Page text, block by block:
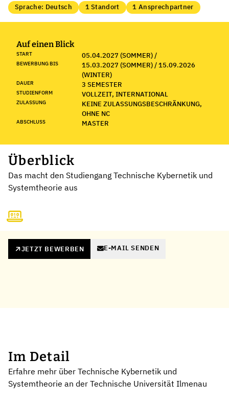
Sprache: Deutsch 1 Standort 1 Ansprechpartner
Auf einen Blick
START 05.04.2027 (SOMMER) /
BEWERBUNG BIS
15.03.2027 (SOMMER) / 15.09.2026
(WINTER)
DAUER 3 SEMESTER
STUDIENFORM VOLLZEIT, INTERNATIONAL
ZULASSUNG
KEINE ZULASSUNGSBESCHRÄNKUNG,
OHNE NC
ABSCHLUSS MASTER
Überblick
Das macht den Studiengang Technische Kybernetik und
Systemtheorie aus
JETZT BEWERBEN E-MAIL SENDEN
Im Detail
Erfahre mehr über Technische Kybernetik und
Systemtheorie an der Technische Universität Ilmenau